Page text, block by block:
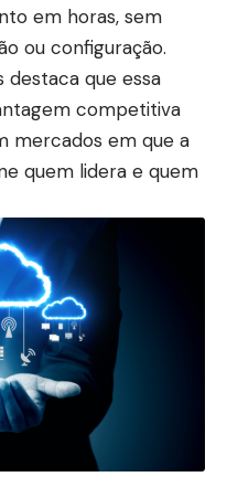
em horas, sem
ou configuração.
destaca que essa
competitiva
mercados em que a
quem lidera e quem